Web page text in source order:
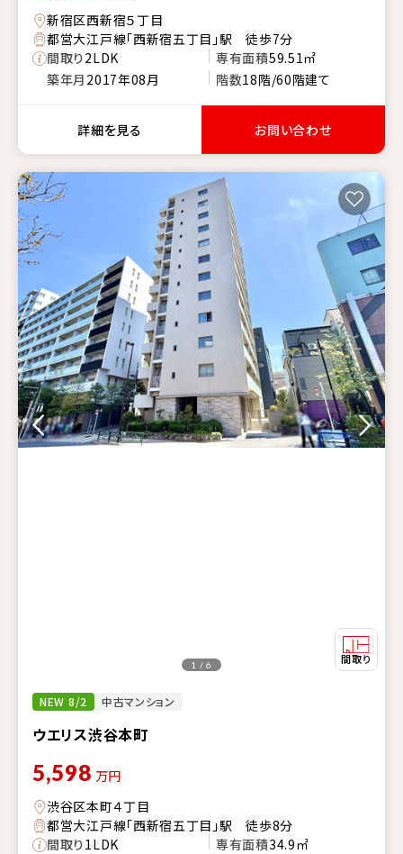
新宿区西新宿５丁目
都営大江戸線「西新宿五丁目」駅 徒歩7分
間取り2LDK 専有面積59.51㎡
築年月 2017年08月 階数18階/60階建て
詳細を見る お問い合わせ
NEW 8/2 中古マンション
ウエリス渋谷本町
1 / 6
5,598 万円
渋谷区本町４丁目
都営大江戸線「西新宿五丁目」駅 徒歩8分
間取り1LDK 専有面積34.9㎡